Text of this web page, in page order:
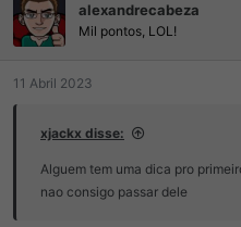
õ
e
s
alexandrecabeza
Mil pontos, LOL!
11 Abril 2023
xjackx disse:
Alguem tem uma dica pro
nao consigo passar dele